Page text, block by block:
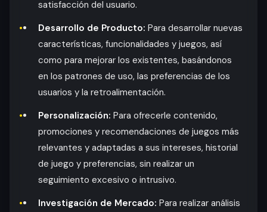
satisfacción del usuario.
Desarrollo de Producto: Para desarrollar nuevas
características, funcionalidades y juegos, así
como para mejorar los existentes, basándonos
en los patrones de uso, las preferencias de los
usuarios y la retroalimentación.
Personalización: Para ofrecerle contenido,
promociones y recomendaciones de juegos más
relevantes y adaptadas a sus intereses, historial
de juego y preferencias, sin realizar un
seguimiento excesivo o intrusivo.
Investigación de Mercado: Para realizar análisis